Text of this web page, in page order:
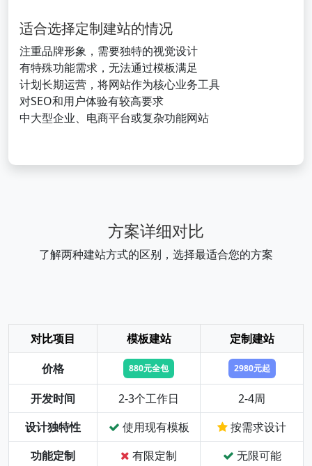
适合选择定制建站的情况
注重品牌形象，需要独特的视觉设计
有特殊功能需求，无法通过模板满足
计划长期运营，将网站作为核心业务工具
对SEO和用户体验有较高要求
中大型企业、电商平台或复杂功能网站
方案详细对比
了解两种建站方式的区别，选择最适合您的方案
对比项目 模板建站
定制建站
价格
880元全包 2980元起
开发时间 2-3个工作日
2-4周
设计独特性
使用现有模板
按需求设计
功能定制
有限定制
无限可能